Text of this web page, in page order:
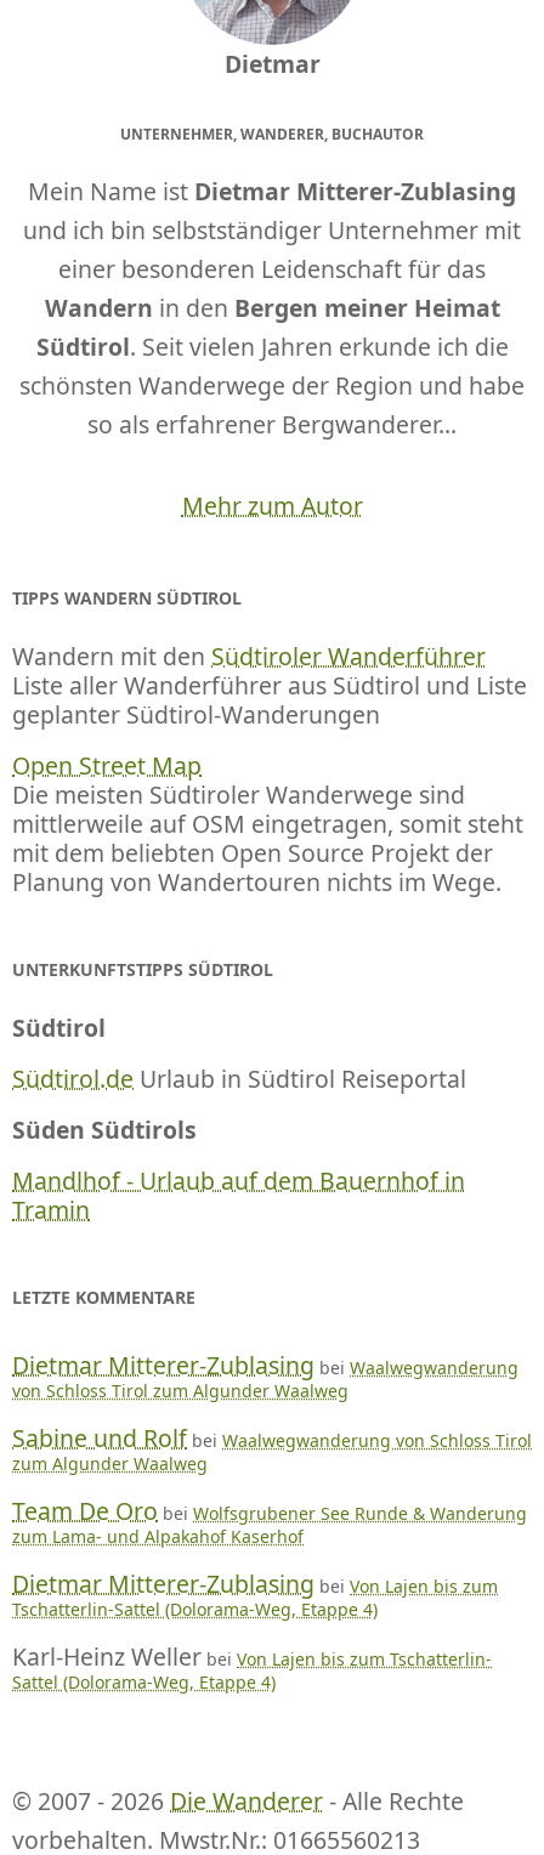
Dietmar
UNTERNEHMER, WANDERER, BUCHAUTOR
Mein Name ist Dietmar Mitterer-Zublasing
und ich bin selbstständiger Unternehmer mit
einer besonderen Leidenschaft für das
Wandern in den Bergen meiner Heimat
Südtirol. Seit vielen Jahren erkunde ich die
schönsten Wanderwege der Region und habe
so als erfahrener Bergwanderer...
Mehr zum Autor
TIPPS WANDERN SÜDTIROL
Wandern mit den Südtiroler Wanderführer
Liste aller Wanderführer aus Südtirol und Liste
geplanter Südtirol-Wanderungen
Open Street Map
Die meisten Südtiroler Wanderwege sind
mittlerweile auf OSM eingetragen, somit steht
mit dem beliebten Open Source Projekt der
Planung von Wandertouren nichts im Wege.
UNTERKUNFTSTIPPS SÜDTIROL
Südtirol
Südtirol.de Urlaub in Südtirol Reiseportal
Süden Südtirols
Mandlhof - Urlaub auf dem Bauernhof in
Tramin
LETZTE KOMMENTARE
Dietmar Mitterer-Zublasing bei Waalwegwanderung
von Schloss Tirol zum Algunder Waalweg
Sabine und Rolf bei Waalwegwanderung von Schloss Tirol
zum Algunder Waalweg
Team De Oro bei Wolfsgrubener See Runde & Wanderung
zum Lama- und Alpakahof Kaserhof
Dietmar Mitterer-Zublasing bei Von Lajen bis zum
Tschatterlin-Sattel (Dolorama-Weg, Etappe 4)
Karl-Heinz Weller bei Von Lajen bis zum Tschatterlin-
Sattel (Dolorama-Weg, Etappe 4)
© 2007 - 2026 Die Wanderer- Alle Rechte
vorbehalten. Mwstr.Nr.: 01665560213